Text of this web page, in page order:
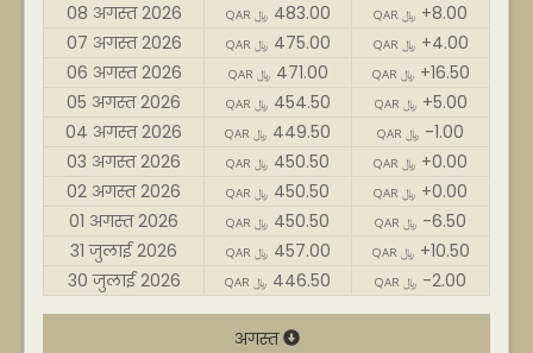
08 अगस्त 2026
QAR ﷼ 483.00 QAR ﷼ +8.00
07 अगस्त 2026
QAR ﷼ 475.00 QAR ﷼ +4.00
06 अगस्त 2026
QAR ﷼ 471.00 QAR ﷼ +16.50
05 अगस्त 2026
QAR ﷼ 454.50 QAR ﷼ +5.00
04 अगस्त 2026
QAR ﷼ 449.50 QAR ﷼ -1.00
03 अगस्त 2026
QAR ﷼ 450.50 QAR ﷼ +0.00
02 अगस्त 2026
QAR ﷼ 450.50 QAR ﷼ +0.00
01 अगस्त 2026
QAR ﷼ 450.50 QAR ﷼ -6.50
31 जुलाई 2026
QAR ﷼ 457.00 QAR ﷼ +10.50
30 जुलाई 2026
QAR ﷼ 446.50 QAR ﷼ -2.00
अगस्त